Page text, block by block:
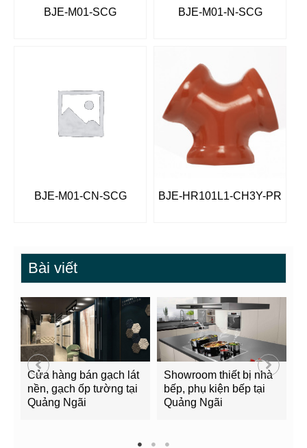
BJE-M01-SCG BJE-M01-N-SCG
BJE-M01-CN-SCG BJE-HR101L1-CH3Y-PR
Bài viết
Cửa hàng bán gạch lát
nền, gạch ốp tường tại
Quảng Ngãi
Showroom thiết bị nhà
bếp, phụ kiện bếp tại
Quảng Ngãi
1 2 3